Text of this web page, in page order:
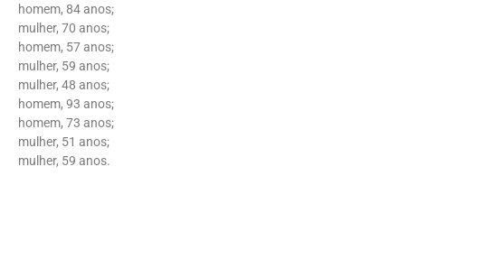
homem, 84 anos;
mulher, 70 anos;
homem, 57 anos;
mulher, 59 anos;
mulher, 48 anos;
homem, 93 anos;
homem, 73 anos;
mulher, 51 anos;
mulher, 59 anos.